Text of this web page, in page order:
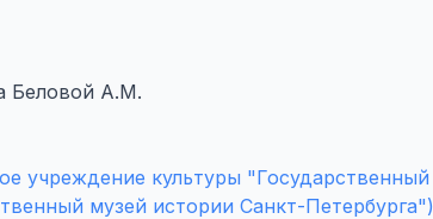
Беловой А.М.
учреждение культуры "Государственный
музей истории Санкт-Петербурга")